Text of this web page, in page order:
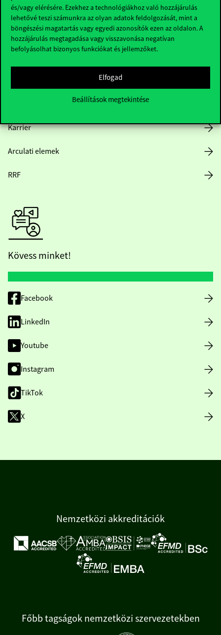
és/vagy elérésére. Ezekhez a technológiákhoz való hozzájárulás
lehetővé teszi számunkra az olyan adatok feldolgozását, mint a
böngészési magatartás vagy egyedi azonosítók ezen az oldalon. A
hozzájárulás megtagadása vagy visszavonása negatívan
befolyásolhat bizonyos funkciókat és jellemzőket.
Elfogad
Beállítások megtekintése
Hasznos linkek
Karrier
Arculati elemek
RRF
Kövess minket!
Facebook
LinkedIn
Youtube
Instagram
TikTok
X
Nemzetközi akkreditációk
Főbb tagságok nemzetközi szervezetekben